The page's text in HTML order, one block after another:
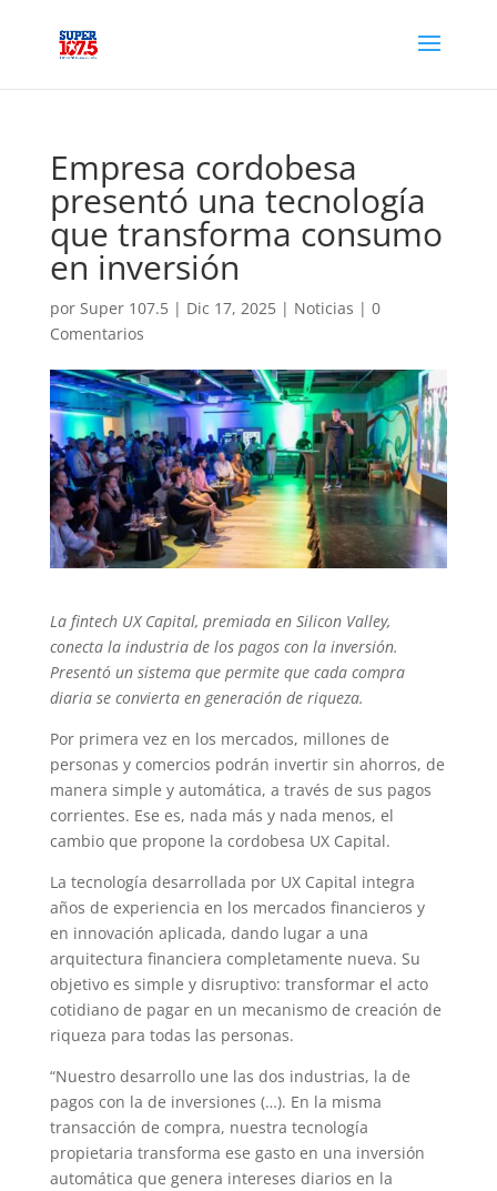
Empresa cordobesa
presentó una tecnología
que transforma consumo
en inversión
por Super 107.5| Dic 17, 2025| Noticias | 0
Comentarios
La fintech UX Capital, premiada en Silicon Valley,
conecta la industria de los pagos con la inversión.
Presentó un sistema que permite que cada compra
diaria se convierta en generación de riqueza.
Por primera vez en los mercados, millones de
personas y comercios podrán invertir sin ahorros, de
manera simple y automática, a través de sus pagos
corrientes. Ese es, nada más y nada menos, el
cambio que propone la cordobesa UX Capital.
La tecnología desarrollada por UX Capital integra
años de experiencia en los mercados financieros y
en innovación aplicada, dando lugar a una
arquitectura financiera completamente nueva. Su
objetivo es simple y disruptivo: transformar el acto
cotidiano de pagar en un mecanismo de creación de
riqueza para todas las personas.
“Nuestro desarrollo une las dos industrias, la de
pagos con la de inversiones (…). En la misma
transacción de compra, nuestra tecnología
propietaria transforma ese gasto en una inversión
automática que genera intereses diarios en la